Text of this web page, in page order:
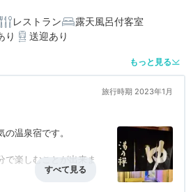
すめの３つのポイント
温泉を楽しめる、多彩な露天風呂付
ステーキも！豪華で心はずむ会席料
の温泉施設「湯乃禅の里」など浴場
レストラン
露天風呂付客室
り 送迎あり
もっと見る
旅行時期 2023年1月
温泉宿です。
で楽しむことが出来ま